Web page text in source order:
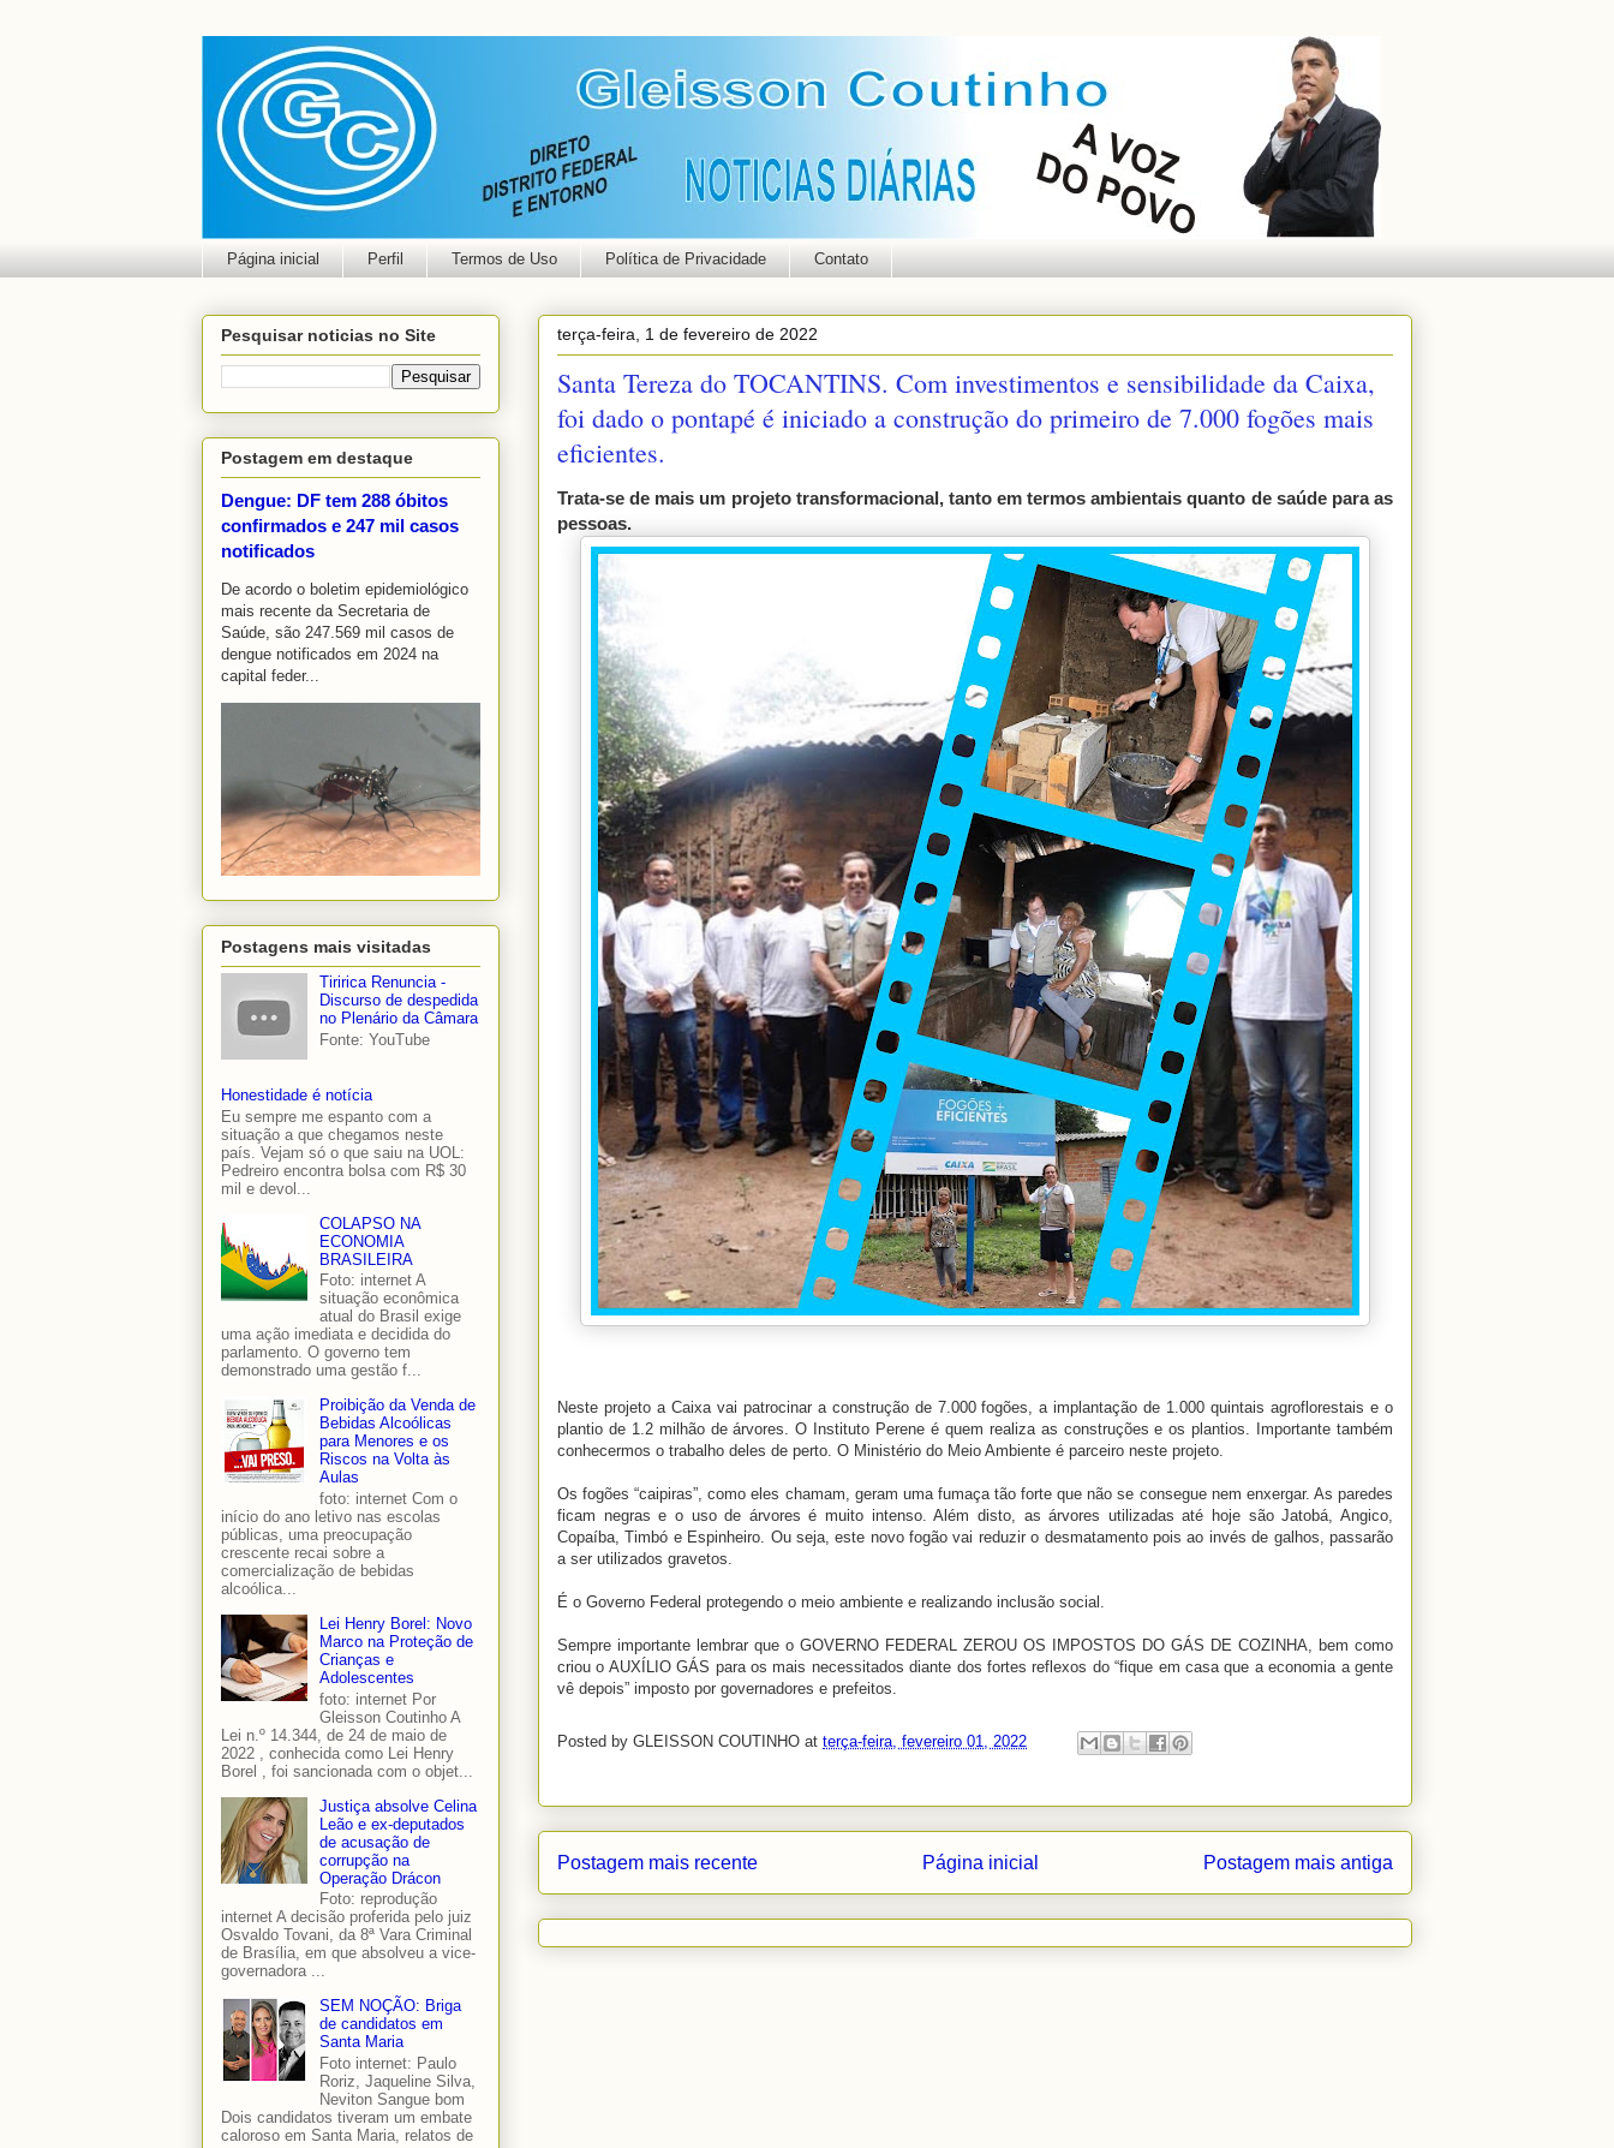
Página inicial Perfil Termos de Uso Política de Privacidade Contato
terça-feira, 1 de fevereiro de 2022
Santa Tereza do TOCANTINS. Com investimentos e sensibilidade da Caixa,
foi dado o pontapé é iniciado a construção do primeiro de 7.000 fogões mais
eficientes.
Trata-se de mais um projeto transformacional, tanto em termos ambientais quanto de saúde para as
pessoas.
Neste projeto a Caixa vai patrocinar a construção de 7.000 fogões, a implantação de 1.000 quintais agroflorestais e o
plantio de 1.2 milhão de árvores. O Instituto Perene é quem realiza as construções e os plantios. Importante também
conhecermos o trabalho deles de perto. O Ministério do Meio Ambiente é parceiro neste projeto.
Os fogões “caipiras”, como eles chamam, geram uma fumaça tão forte que não se consegue nem enxergar. As paredes
ficam negras e o uso de árvores é muito intenso. Além disto, as árvores utilizadas até hoje são Jatobá, Angico,
Copaíba, Timbó e Espinheiro. Ou seja, este novo fogão vai reduzir o desmatamento pois ao invés de galhos, passarão
a ser utilizados gravetos.
É o Governo Federal protegendo o meio ambiente e realizando inclusão social.
Sempre importante lembrar que o GOVERNO FEDERAL ZEROU OS IMPOSTOS DO GÁS DE COZINHA, bem como
criou o AUXÍLIO GÁS para os mais necessitados diante dos fortes reflexos do “fique em casa que a economia a gente
vê depois” imposto por governadores e prefeitos.
Posted by GLEISSON COUTINHO at terça-feira, fevereiro 01, 2022
Postagem mais recente Postagem mais antiga
Página inicial
Pesquisar noticias no Site
Postagem em destaque
Dengue: DF tem 288 óbitos
confirmados e 247 mil casos
notificados
De acordo o boletim epidemiológico
mais recente da Secretaria de
Saúde, são 247.569 mil casos de
dengue notificados em 2024 na
capital feder...
Postagens mais visitadas
Tiririca Renuncia -
Discurso de despedida
no Plenário da Câmara
Fonte: YouTube
Honestidade é notícia
Eu sempre me espanto com a
situação a que chegamos neste
país. Vejam só o que saiu na UOL:
Pedreiro encontra bolsa com R$ 30
mil e devol...
COLAPSO NA
ECONOMIA
BRASILEIRA
Foto: internet A
situação econômica
atual do Brasil exige
uma ação imediata e decidida do
parlamento. O governo tem
demonstrado uma gestão f...
Proibição da Venda de
Bebidas Alcoólicas
para Menores e os
Riscos na Volta às
Aulas
foto: internet Com o
início do ano letivo nas escolas
públicas, uma preocupação
crescente recai sobre a
comercialização de bebidas
alcoólica...
Lei Henry Borel: Novo
Marco na Proteção de
Crianças e
Adolescentes
foto: internet Por
Gleisson Coutinho A
Lei n.º 14.344, de 24 de maio de
2022 , conhecida como Lei Henry
Borel , foi sancionada com o objet...
Justiça absolve Celina
Leão e ex-deputados
de acusação de
corrupção na
Operação Drácon
Foto: reprodução
internet A decisão proferida pelo juiz
Osvaldo Tovani, da 8ª Vara Criminal
de Brasília, em que absolveu a vice-
governadora ...
SEM NOÇÃO: Briga
de candidatos em
Santa Maria
Foto internet: Paulo
Roriz, Jaqueline Silva,
Neviton Sangue bom
Dois candidatos tiveram um embate
caloroso em Santa Maria, relatos de